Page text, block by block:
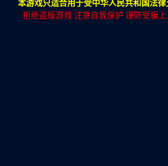
本游戏只适合用于受中华人民共和国法
拒绝盗版游戏 注意自我保护 谨防受骗